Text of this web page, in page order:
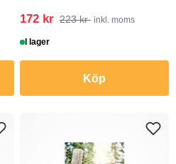
172 kr 223 kr inkl. moms
I lager
Köp